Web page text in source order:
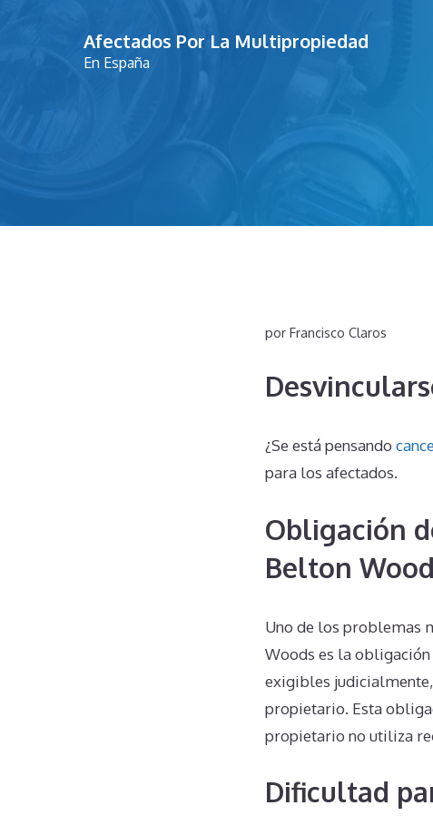
Afectados Por La Multipropiedad
En España
por Francisco Claros
¿Se está pensando
para los afectados.
Obligación
Belton
Uno de los problemas
Woods es la obligación
exigibles
propietario. Esta
propietario no utiliza
Dificultad